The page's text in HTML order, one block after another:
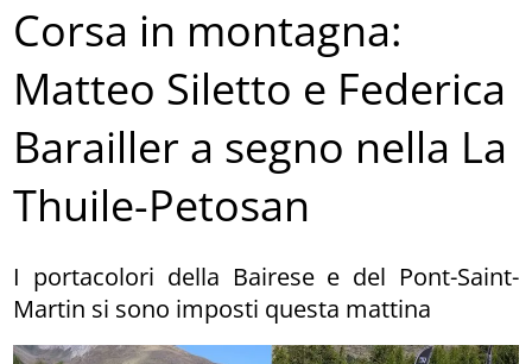
Corsa in montagna:
Matteo Siletto e Federica
Barailler a segno nella La
Thuile-Petosan
I portacolori della Bairese e del Pont-Saint-
Martin si sono imposti questa mattina